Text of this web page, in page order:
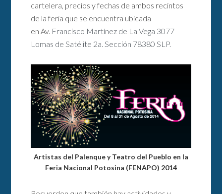
cartelera, precios y fechas de ambos recintos
de la feria que se encuentra ubicada
en Av. Francisco Martínez de La Vega 3077
Lomas de Satélite 2a. Sección 78380 SLP.
Artistas del Palenque y Teatro del Pueblo en la
Feria Nacional Potosina (FENAPO) 2014